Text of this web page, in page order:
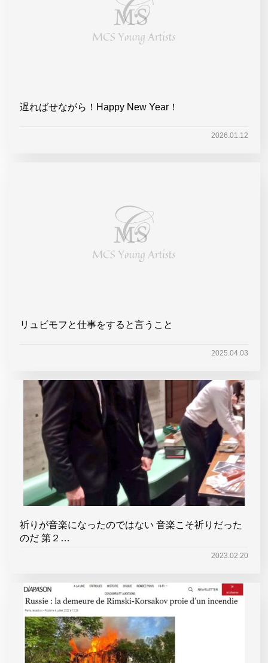
遅ればせながら！Happy New Year！
2026.01.12
リュビモフと仕事をすると言うこと
2025.04.03
祈りが音楽になったのではない 音楽こそ祈りだった
のだ 第２…
2023.02.20